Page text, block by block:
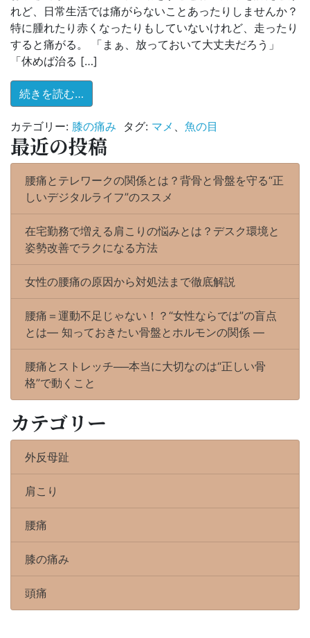
れど、日常生活では痛がらないことあったりしませんか？
特に腫れたり赤くなったりもしていないけれど、走ったり
すると痛がる。 「まぁ、放っておいて大丈夫だろう」
「休めば治る […]
続きを読む…
カテゴリー: 膝の痛み タグ: マメ 魚の目
最近の投稿
腰痛とテレワークの関係とは？背骨と骨盤を守る“正
しいデジタルライフ”のススメ
在宅勤務で増える肩こりの悩みとは？デスク環境と
姿勢改善でラクになる方法
女性の腰痛の原因から対処法まで徹底解説
腰痛＝運動不足じゃない！？“女性ならでは”の盲点
とは― 知っておきたい骨盤とホルモンの関係 ―
腰痛とストレッチ──本当に大切なのは“正しい骨
格”で動くこと
カテゴリー
外反母趾
肩こり
腰痛
膝の痛み
頭痛